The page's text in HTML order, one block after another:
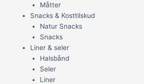
Måtter
Snacks & Kosttilskud
Natur Snacks
Snacks
Liner & seler
Halsbånd
Seler
Liner